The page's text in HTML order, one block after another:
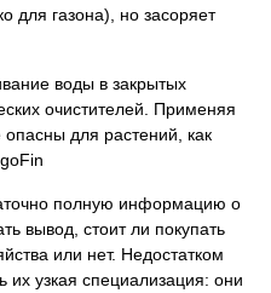
для газона), но засоряет
воды в закрытых
очистителей. Применяя
для растений, как
полную информацию о
вывод, стоит ли покупать
или нет. Недостатком
их узкая специализация: они